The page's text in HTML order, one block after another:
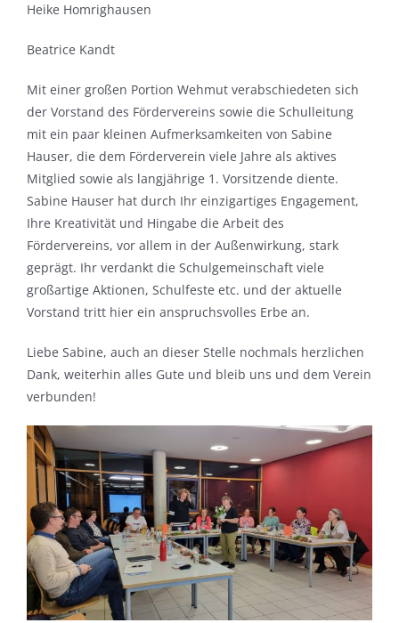
Heike Homrighausen
Beatrice Kandt
Mit einer großen Portion Wehmut verabschiedeten sich
der Vorstand des Fördervereins sowie die Schulleitung
mit ein paar kleinen Aufmerksamkeiten von Sabine
Hauser, die dem Förderverein viele Jahre als aktives
Mitglied sowie als langjährige 1. Vorsitzende diente.
Sabine Hauser hat durch Ihr einzigartiges Engagement,
Ihre Kreativität und Hingabe die Arbeit des
Fördervereins, vor allem in der Außenwirkung, stark
geprägt. Ihr verdankt die Schulgemeinschaft viele
großartige Aktionen, Schulfeste etc. und der aktuelle
Vorstand tritt hier ein anspruchsvolles Erbe an.
Liebe Sabine, auch an dieser Stelle nochmals herzlichen
Dank, weiterhin alles Gute und bleib uns und dem Verein
verbunden!